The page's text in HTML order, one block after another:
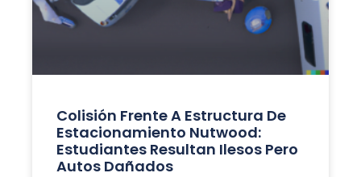
Colisión Frente A Estructura De
Estacionamiento Nutwood:
Estudiantes Resultan Ilesos Pero
Autos Dañados